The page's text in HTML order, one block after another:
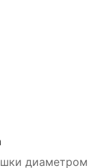
диаметром